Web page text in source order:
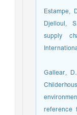
•
Djelloul,
supply
• Gallear,